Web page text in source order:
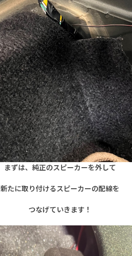
まずは、純正のスピーカーを外して
新たに取り付けるスピーカーの配線を
つなげていきます！